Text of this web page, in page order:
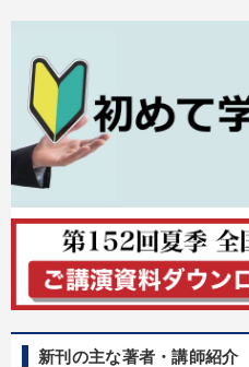
新刊の主な著者・講師紹介